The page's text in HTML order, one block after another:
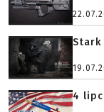
Stark
4